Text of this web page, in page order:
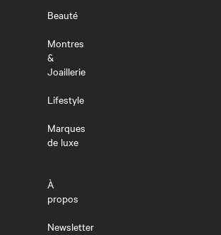
Beauté
Montres
&
Joaillerie
Lifestyle
Marques
de luxe
À
propos
Newsletter